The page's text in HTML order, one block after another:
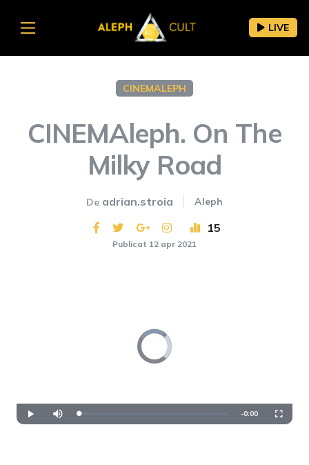
LIVE
CINEMALEPH
CINEMAleph. On The
Milky Road
De adrian.stroia Aleph
15
Publicat 12 apr 2021
Video
Player
is
loading.
Play Mute Loaded
0%
Remaining
-0:00